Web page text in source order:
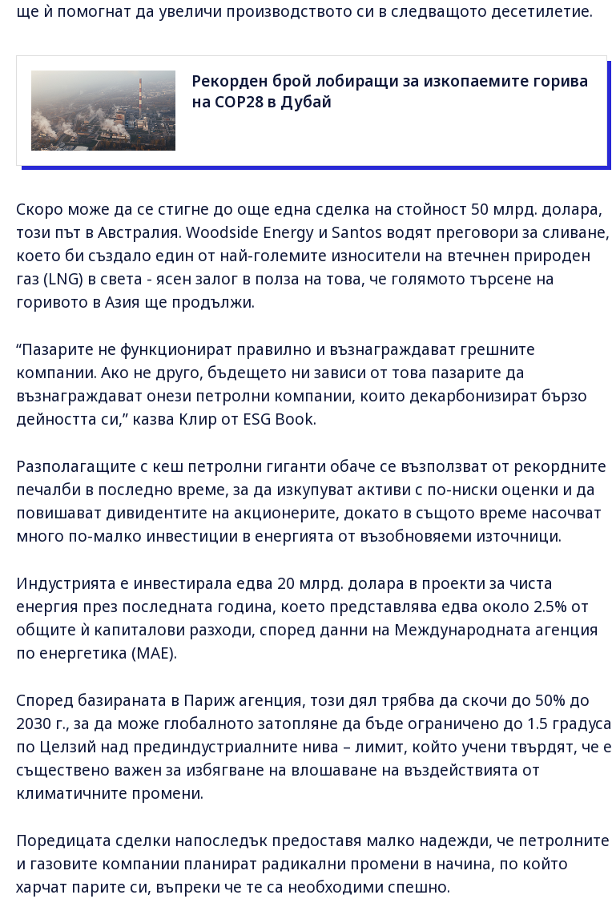
ще ѝ помогнат да увеличи производството си в следващото десетилетие.
Рекорден брой лобиращи за изкопаемите горива
на COP28 в Дубай
Скоро може да се стигне до още една сделка на стойност 50 млрд. долара,
този път в Австралия. Woodside Energy и Santos водят преговори за сливане,
което би създало един от най-големите износители на втечнен природен
газ (LNG) в света - ясен залог в полза на това, че голямото търсене на
горивото в Азия ще продължи.
“Пазарите не функционират правилно и възнаграждават грешните
компании. Ако не друго, бъдещето ни зависи от това пазарите да
възнаграждават онези петролни компании, които декарбонизират бързо
дейността си,” казва Клир от ESG Book.
Разполагащите с кеш петролни гиганти обаче се възползват от рекордните
печалби в последно време, за да изкупуват активи с по-ниски оценки и да
повишават дивидентите на акционерите, докато в същото време насочват
много по-малко инвестиции в енергията от възобновяеми източници.
Индустрията е инвестирала едва 20 млрд. долара в проекти за чиста
енергия през последната година, което представлява едва около 2.5% от
общите ѝ капиталови разходи, според данни на Международната агенция
по енергетика (МАЕ).
Според базираната в Париж агенция, този дял трябва да скочи до 50% до
2030 г., за да може глобалното затопляне да бъде ограничено до 1.5 градуса
по Целзий над прединдустриалните нива – лимит, който учени твърдят, че е
съществено важен за избягване на влошаване на въздействията от
климатичните промени.
Поредицата сделки напоследък предоставя малко надежди, че петролните
и газовите компании планират радикални промени в начина, по който
харчат парите си, въпреки че те са необходими спешно.